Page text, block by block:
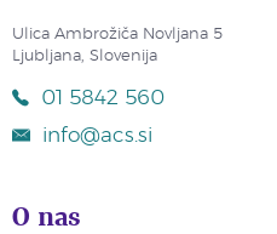
Ulica Ambrožiča Novljana 5
Ljubljana, Slovenija
01 5842 560
info@acs.si
O nas